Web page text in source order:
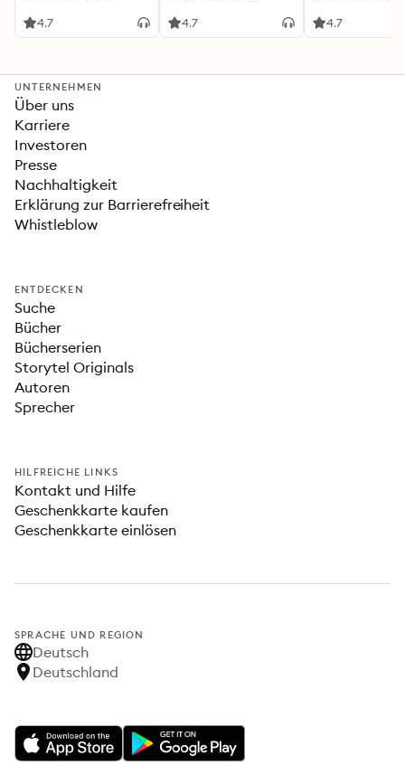
4.7 4.7
heißersehnte
4.7
UNTERNEHMEN
Über uns
Karriere
Investoren
Presse
Nachhaltigkeit
Erklärung zur Barrierefreiheit
Whistleblow
ENTDECKEN
Suche
Bücher
Bücherserien
Storytel Originals
Autoren
Sprecher
HILFREICHE LINKS
Kontakt und Hilfe
Geschenkkarte kaufen
Geschenkkarte einlösen
SPRACHE UND REGION
Deutsch
Deutschland